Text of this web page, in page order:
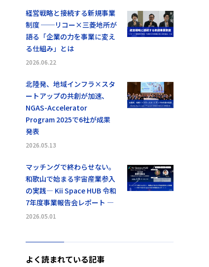
経営戦略と接続する新規事業
制度 ──リコー×三菱地所が
語る「企業の力を事業に変え
る仕組み」とは
2026.06.22
北陸発、地域インフラ×スタ
ートアップの共創が加速、
NGAS-Accelerator
Program 2025で6社が成果
発表
2026.05.13
マッチングで終わらせない。
和歌山で始まる宇宙産業参入
の実践― Kii Space HUB 令和
7年度事業報告会レポート ―
2026.05.01
よく読まれている記事